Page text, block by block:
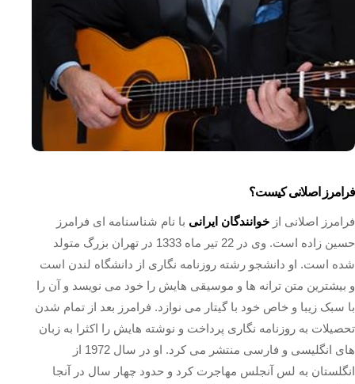
فرامرز اصلانی کیست؟
فرامرز اصلانی از خوانندگان ایرانی با نام شناسنامه ای فرامرز
حسین زاده است. وی در 22 تیر ماه 1333 در تهران بزرگ متولد
شده است. او دانشجو رشته روزنامه نگاری از دانشگاه لندن است
و بیشترین متن ترانه ها و موسیقی هایش را خود می نویسد و آن را
با سبک زیبا و خاص خود با گیتار می نوازد. فرامرز بعد از تمام شدن
تحصیلات به روزنامه نگاری پرداخت و نوشته هایش را اکثرا به زبان
های انگلیسی و فارسی منتشر می کرد. او در سال 1972 از
انگلستان به لس آنجلس مهاجرت کرد و حدود چهار سال در آنجا